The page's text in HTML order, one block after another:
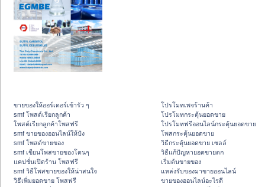
ขายของให้ออร์เดอร์เข้ารัว ๆ
smf โพสต์เรียกลูกค้า
โพสต์เรียกลูกค้าโพสฟรี
smf ขายของออนไลน์ให้ปัง
smf โพสต์ขายของ
smf เขียนโพสขายของโดนๆ
แคปชั่นเปิดร้าน โพสฟรี
smf วิธีโพสขายของให้น่าสนใจ
วิธีเพิ่มยอดขาย โพสฟรี
โปรโมทเพจร้านค้า
โปรโมทกระตุ้นยอดขาย
โปรโมทฟรีออนไลน์กระตุ้นยอดขาย
โพสกระตุ้นยอดขาย
วิธีกระตุ้นยอดขาย เซลล์
วิธีแก้ปัญหายอดขายตก
เริ่มต้นขายของ
แหล่งรับของมาขายออนไลน์
ขายของออนไลน์อะไรดี